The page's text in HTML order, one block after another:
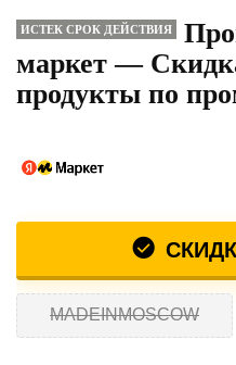
ИСТЕК СРОК ДЕЙСТВИЯ
маркет —
продукты по
MADEINMOSCOW